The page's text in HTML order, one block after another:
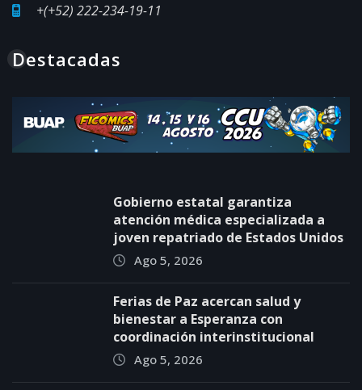
+(+52) 222-234-19-11
Destacadas
Gobierno estatal garantiza
atención médica especializada a
joven repatriado de Estados Unidos
Ago 5, 2026
Ferias de Paz acercan salud y
bienestar a Esperanza con
coordinación interinstitucional
Ago 5, 2026